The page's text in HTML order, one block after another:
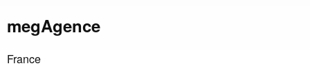
megAgence
France